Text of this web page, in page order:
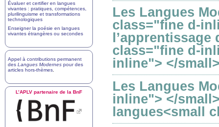
Les Langues
class="fine d-
class="fine d-
inline"> </
Les Langues
inline"> </
langues<small
Évaluer et certifier en langues
vivantes : pratiques, compétences,
plurilinguisme et transformations
technologiques
Enseigner la poésie en langues
vivantes étrangères ou secondes
Appel à contributions permanent
des Langues Modernes pour des
articles hors-thèmes
L’APLV partenaire de la BnF